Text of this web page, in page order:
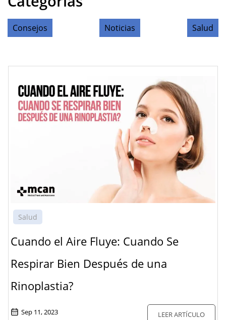
Consejos Noticias Salud
Salud
Cuando el Aire Fluye: Cuando Se
Respirar Bien Después de una
Rinoplastia?
Sep 11, 2023 LEER ARTÍCULO